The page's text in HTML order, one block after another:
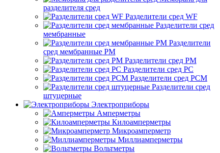
разделителя сред
Разделители сред WF
Разделители сред
мембранные
Разделители
сред мембранные РМ
Разделители сред РМ
Разделители сред РС
Разделители сред РСМ
Разделители сред
штуцерные
Электроприборы
Амперметры
Килоамперметры
Микроамперметр
Миллиамперметры
Вольтметры